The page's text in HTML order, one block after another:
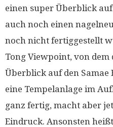
einen super Überblick
auch noch einen
noch nicht fertiggestellt
Tong Viewpoint, von dem
Überblick auf den Samae
eine Tempelanlage im
ganz fertig, macht aber
Eindruck. Ansonsten